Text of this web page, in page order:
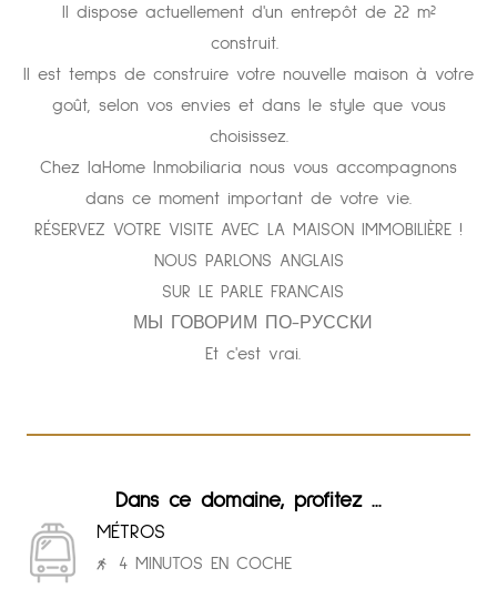
Il dispose actuellement d'un entrepôt de 22 m²
construit.
Il est temps de construire votre nouvelle maison à votre
goût, selon vos envies et dans le style que vous
choisissez.
Chez laHome Inmobiliaria nous vous accompagnons
dans ce moment important de votre vie.
RÉSERVEZ VOTRE VISITE AVEC LA MAISON IMMOBILIÈRE !
NOUS PARLONS ANGLAIS
SUR LE PARLE FRANCAIS
МЫ ГОВОРИМ ПО-РУССКИ
Et c'est vrai.
Dans ce domaine, profitez ...
MÉTROS
4 MINUTOS EN COCHE